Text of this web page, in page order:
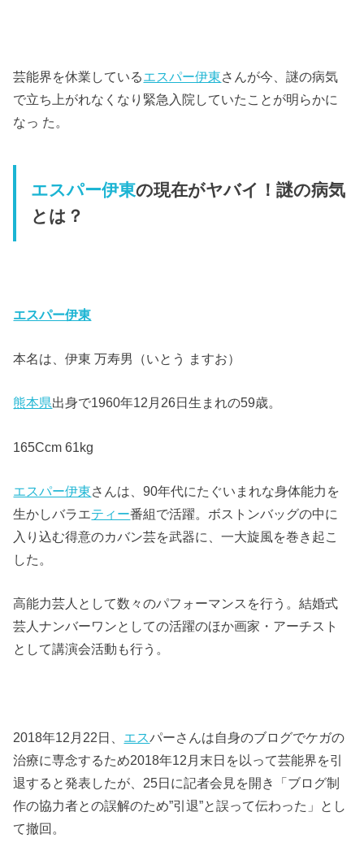
芸能界を休業しているエスパー伊東さんが今、謎の病気
で立ち上がれなくなり緊急入院していたことが明らかに
なっ た。
エスパー伊東の現在がヤバイ！謎の病気
とは？
エスパー伊東
本名は、伊東 万寿男（いとう ますお）
熊本県出身で1960年12月26日生まれの59歳。
165Ccm 61kg
エスパー伊東さんは、90年代にたぐいまれな身体能力を
生かしバラエティー番組で活躍。ボストンバッグの中に
入り込む得意のカバン芸を武器に、一大旋風を巻き起こ
した。
高能力芸人として数々のパフォーマンスを行う。結婚式
芸人ナンバーワンとしての活躍のほか画家・アーチスト
として講演会活動も行う。
2018年12月22日、 エスパーさんは自身のブログでケガの
治療に専念するため2018年12月末日を以って芸能界を引
退すると発表したが、25日に記者会見を開き「ブログ制
作の協力者との誤解のため”引退”と誤って伝わった」とし
て撤回。